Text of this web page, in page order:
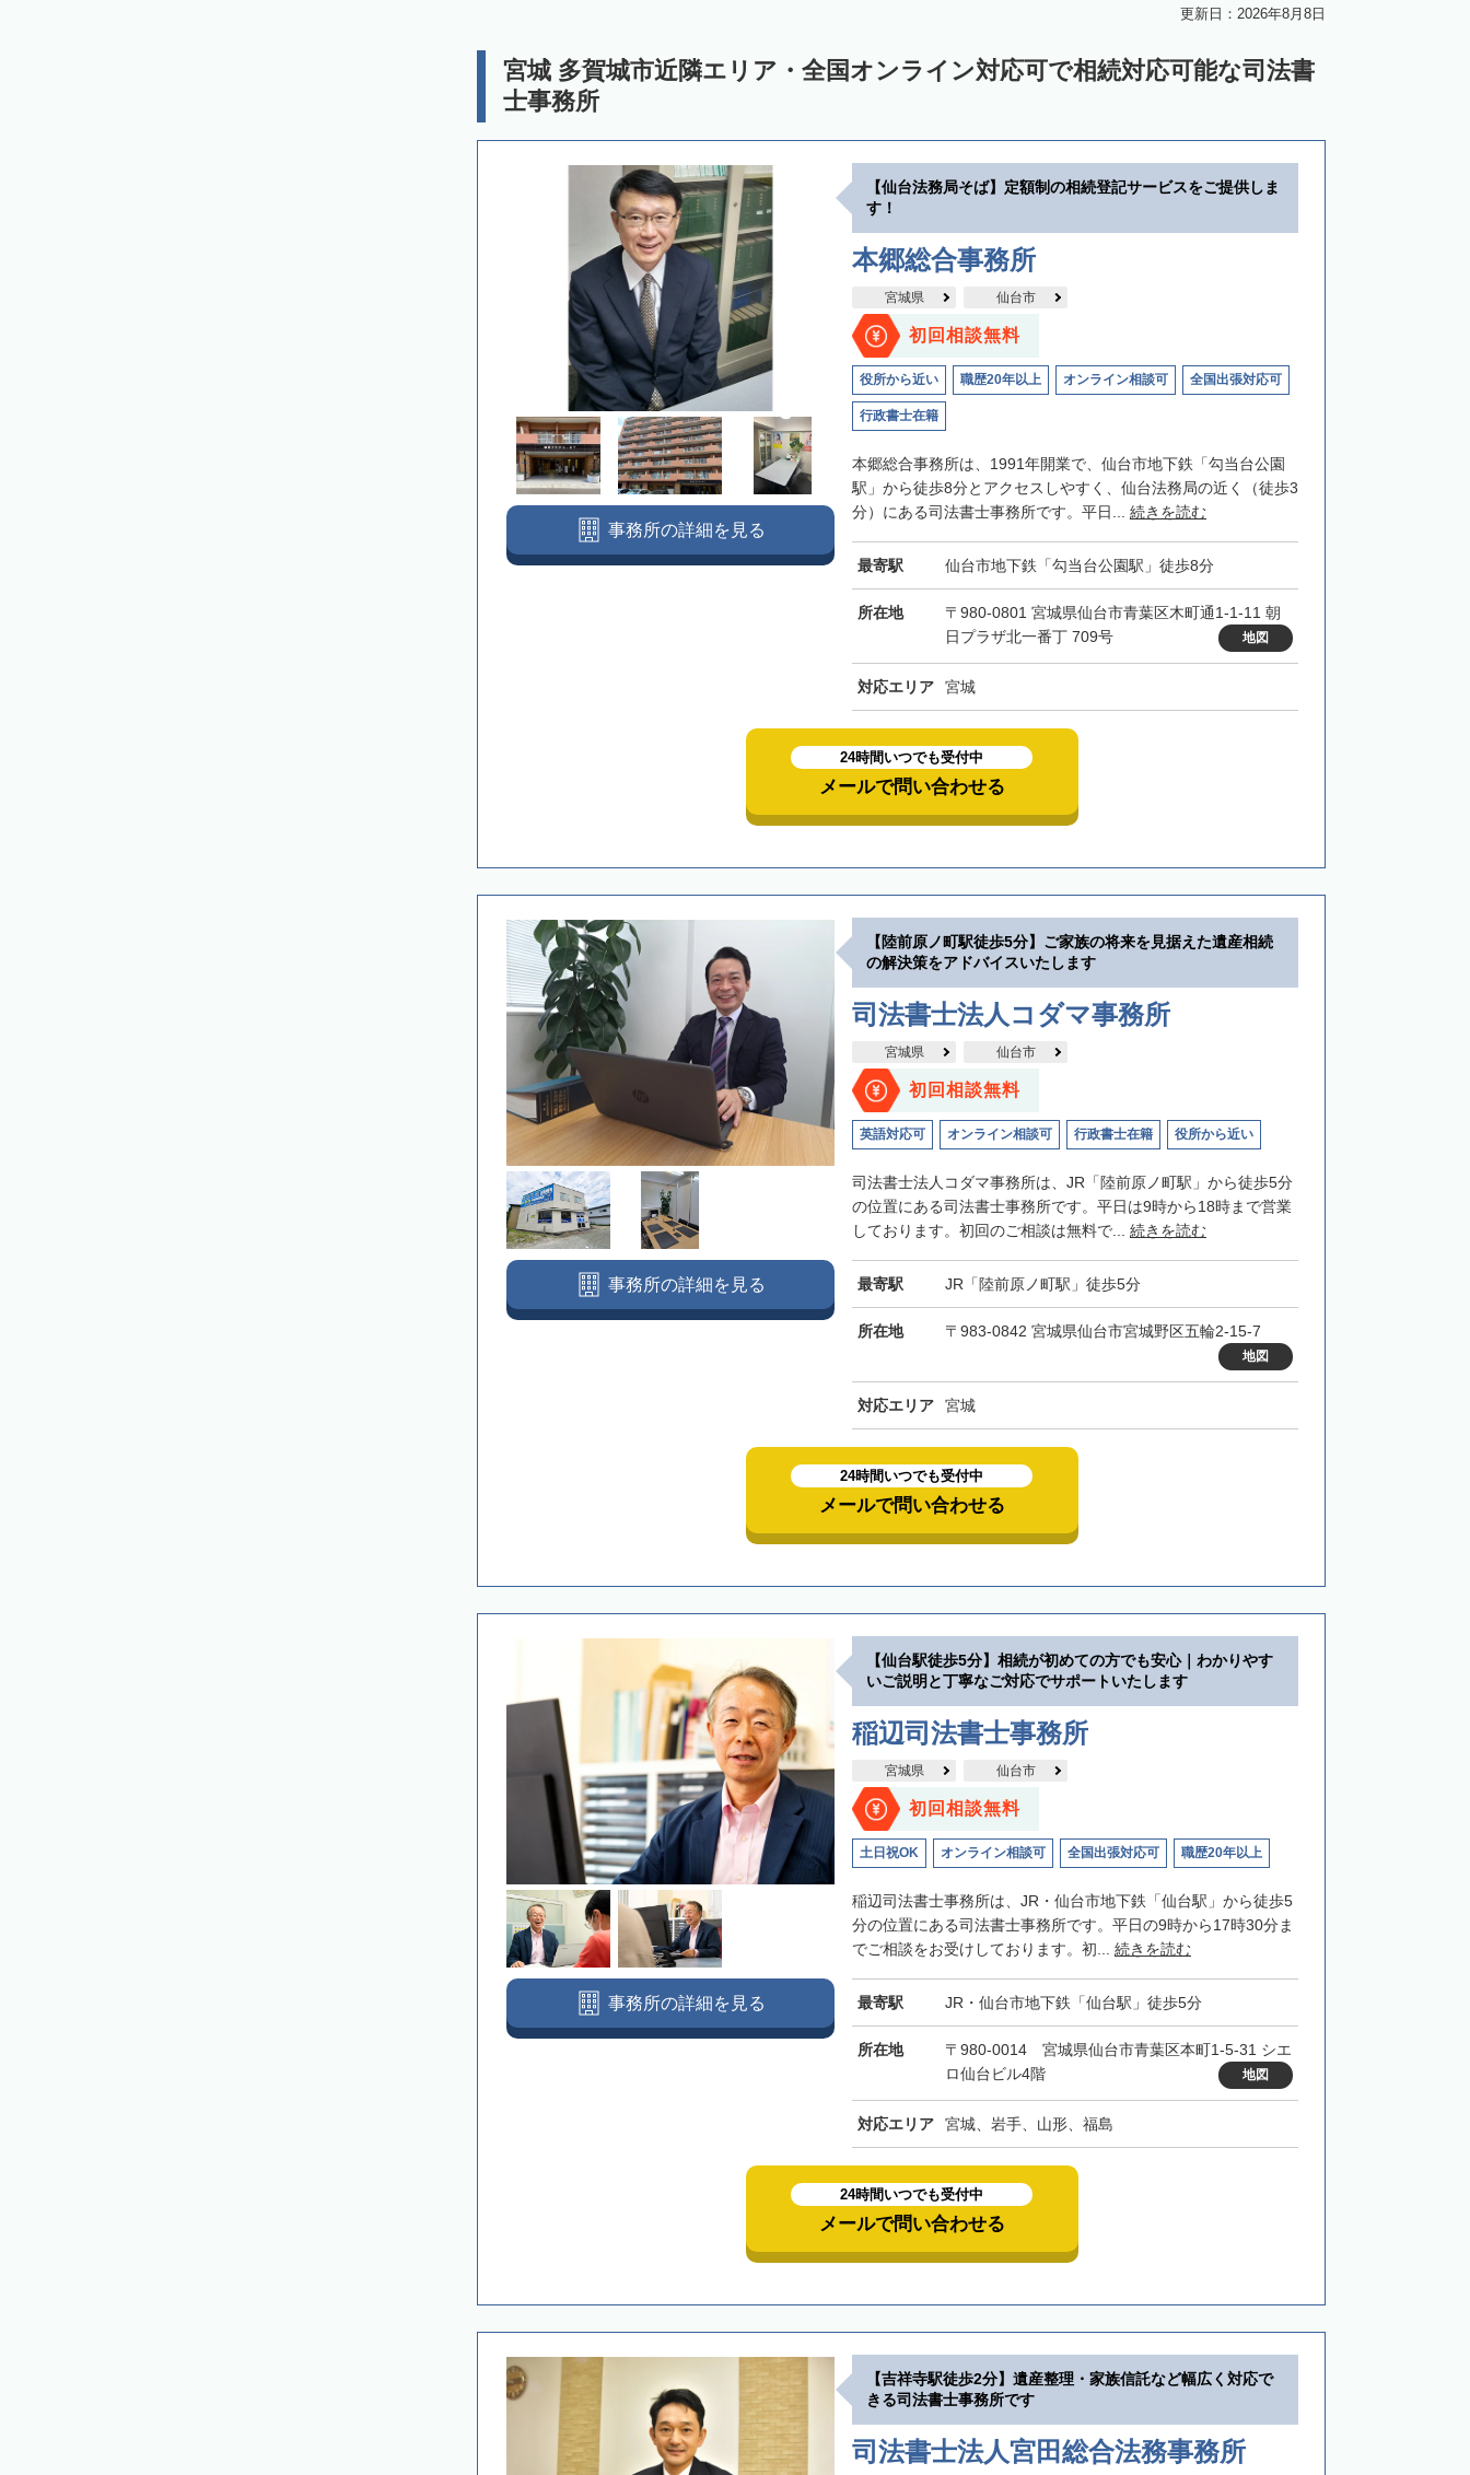
更新日：2026年8月8日
宮城 多賀城市近隣エリア・全国オンライン対応可で相続対応可能な司法書
士事務所
【仙台法務局そば】定額制の相続登記サービスをご提供しま
す！
本郷総合事務所
宮城県 仙台市
初回相談無料
役所から近い 職歴20年以上 オンライン相談可 全国出張対応可
行政書士在籍
本郷総合事務所は、1991年開業で、仙台市地下鉄「勾当台公園
駅」から徒歩8分とアクセスしやすく、仙台法務局の近く（徒歩3
分）にある司法書士事務所です。平日... 続きを読む
最寄駅 仙台市地下鉄「勾当台公園駅」徒歩8分
所在地
〒980-0801 宮城県仙台市青葉区木町通1-1-11 朝
日プラザ北一番丁 709号
地図
対応エリア 宮城
事務所の詳細を見る
24時間いつでも受付中
メールで問い合わせる
【陸前原ノ町駅徒歩5分】ご家族の将来を見据えた遺産相続
の解決策をアドバイスいたします
司法書士法人コダマ事務所
宮城県 仙台市
初回相談無料
英語対応可 オンライン相談可 行政書士在籍 役所から近い
司法書士法人コダマ事務所は、JR「陸前原ノ町駅」から徒歩5分
の位置にある司法書士事務所です。平日は9時から18時まで営業
しております。初回のご相談は無料で... 続きを読む
最寄駅 JR「陸前原ノ町駅」徒歩5分
所在地 〒983-0842 宮城県仙台市宮城野区五輪2-15-7
地図
対応エリア 宮城
事務所の詳細を見る
24時間いつでも受付中
メールで問い合わせる
【仙台駅徒歩5分】相続が初めての方でも安心｜わかりやす
いご説明と丁寧なご対応でサポートいたします
稲辺司法書士事務所
宮城県 仙台市
初回相談無料
土日祝OK オンライン相談可 全国出張対応可 職歴20年以上
稲辺司法書士事務所は、JR・仙台市地下鉄「仙台駅」から徒歩5
分の位置にある司法書士事務所です。平日の9時から17時30分ま
でご相談をお受けしております。初... 続きを読む
最寄駅 JR・仙台市地下鉄「仙台駅」徒歩5分
所在地
〒980-0014 宮城県仙台市青葉区本町1-5-31 シエ
ロ仙台ビル4階
地図
対応エリア 宮城、岩手、山形、福島
事務所の詳細を見る
24時間いつでも受付中
メールで問い合わせる
【吉祥寺駅徒歩2分】遺産整理・家族信託など幅広く対応で
きる司法書士事務所です
司法書士法人宮田総合法務事務所